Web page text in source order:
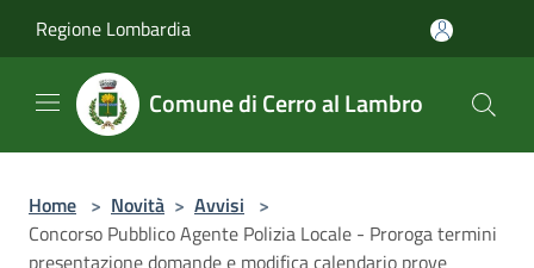
Regione Lombardia
Comune di Cerro al Lambro
Home > Novità > Avvisi >
Concorso Pubblico Agente Polizia Locale - Proroga termini
presentazione domande e modifica calendario prove